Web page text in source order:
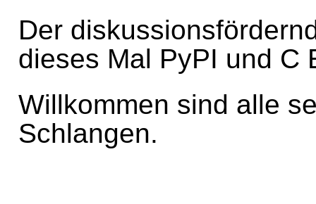
Der
dieses Mal PyPI und C
Willkommen sind alle
Schlangen.